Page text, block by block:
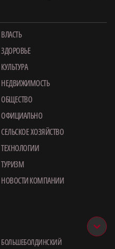
ВЛАСТЬ
ЗДОРОВЬЕ
КУЛЬТУРА
НЕДВИЖИМОСТЬ
ОБЩЕСТВО
ОФИЦИАЛЬНО
СЕЛЬСКОЕ ХОЗЯЙСТВО
ТЕХНОЛОГИИ
ТУРИЗМ
НОВОСТИ КОМПАНИИ
БОЛЬШЕБОЛДИНСКИЙ